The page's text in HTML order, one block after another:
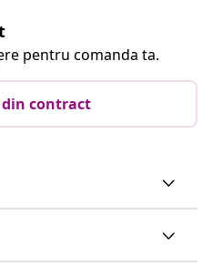
pentru comanda ta.
din contract